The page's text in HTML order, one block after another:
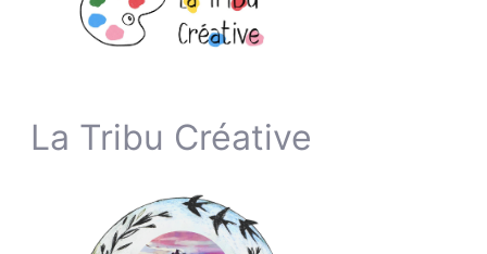
La Tribu Créative